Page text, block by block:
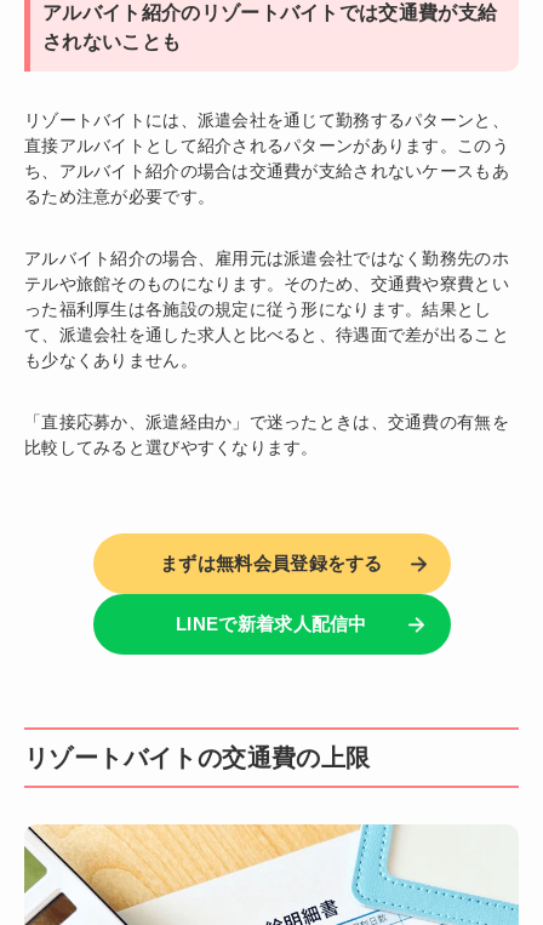
アルバイト紹介のリゾートバイトでは交通費が支給
されないことも
リゾートバイトには、派遣会社を通じて勤務するパターンと、
直接アルバイトとして紹介されるパターンがあります。このう
ち、アルバイト紹介の場合は交通費が支給されないケースもあ
るため注意が必要です。
アルバイト紹介の場合、雇用元は派遣会社ではなく勤務先のホ
テルや旅館そのものになります。そのため、交通費や寮費とい
った福利厚生は各施設の規定に従う形になります。結果とし
て、派遣会社を通した求人と比べると、待遇面で差が出ること
も少なくありません。
「直接応募か、派遣経由か」で迷ったときは、交通費の有無を
比較してみると選びやすくなります。
まずは無料会員登録をする
LINEで新着求人配信中
リゾートバイトの交通費の上限